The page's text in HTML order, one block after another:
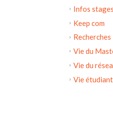
Infos stages
Keep com
Recherches
Vie du
Vie du
Vie